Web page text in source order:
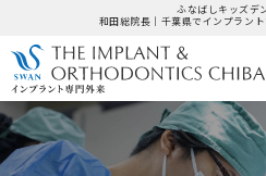
ふなばしキッズデ
和田総院長｜千葉県でインプラン
ホーム